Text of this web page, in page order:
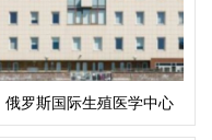
俄罗斯国际生殖医学中心
(ICRM)